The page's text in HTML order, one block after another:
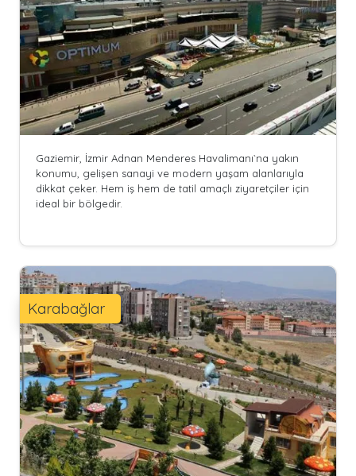
Gaziemir, İzmir Adnan Menderes Havalimanı`na yakın
konumu, gelişen sanayi ve modern yaşam alanlarıyla
dikkat çeker. Hem iş hem de tatil amaçlı ziyaretçiler için
ideal bir bölgedir.
Karabağlar